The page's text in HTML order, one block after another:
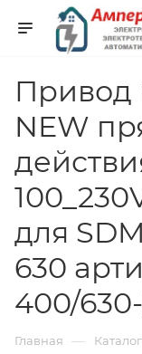
Привод
NEW
для
630
400/
Главная — Каталог